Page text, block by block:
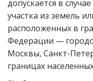
допускается в
участка из земель
расположенных в
Федерации —
Москвы, Санкт-
границах